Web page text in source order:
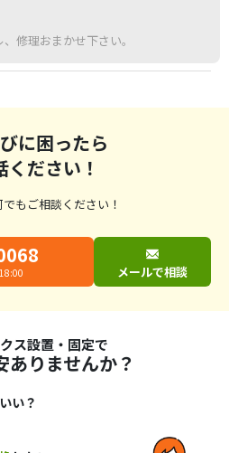
修理おまかせ下さい。
に困ったら
ください！
もご相談ください！
メールで相談
ス設置・固定で
ありませんか？
い？